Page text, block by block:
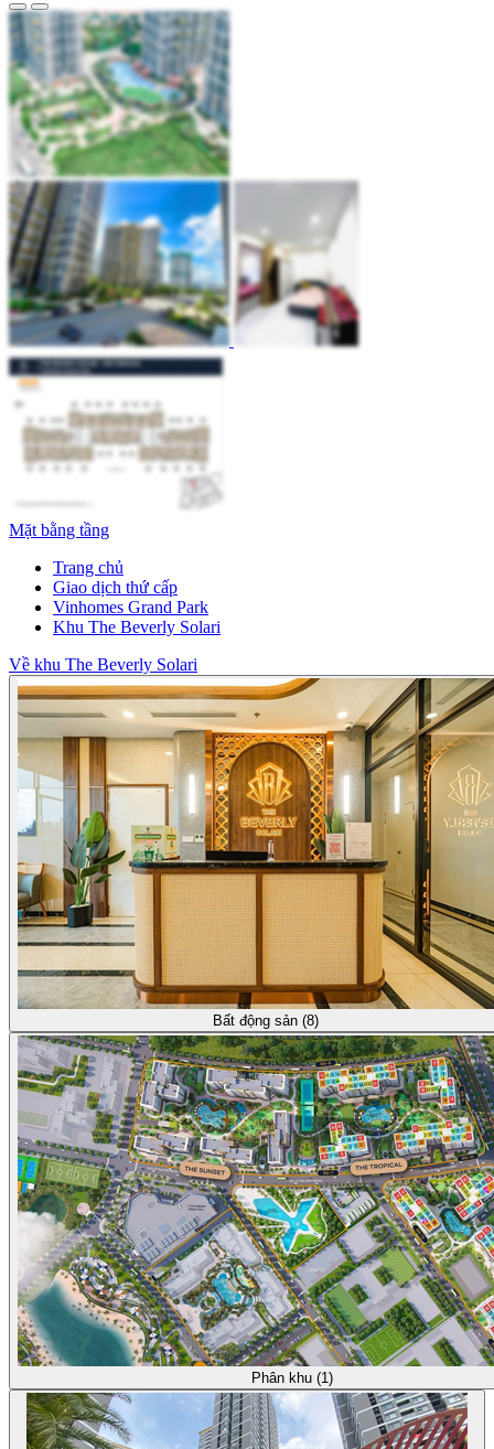
Mặt bằng tầng
Trang chủ
Giao dịch thứ cấp
Vinhomes Grand Park
Khu The Beverly Solari
Về khu The Beverly Solari
Bất động sản (8)
Phân khu (1)